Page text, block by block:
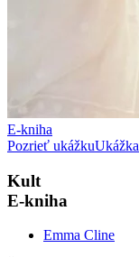
E-kniha
Pozrieť ukážkuUkážka
Kult
E-kniha
Emma Cline